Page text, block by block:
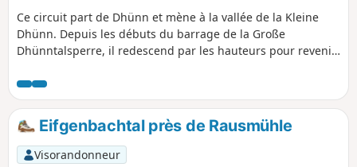
Ce circuit part de Dhünn et mène à la vallée de la Kleine
Dhünn. Depuis les débuts du barrage de la Große
Dhünntalsperre, il redescend par les hauteurs pour revenir
Eifgenbachtal près de Rausmühle
Visorandonneur